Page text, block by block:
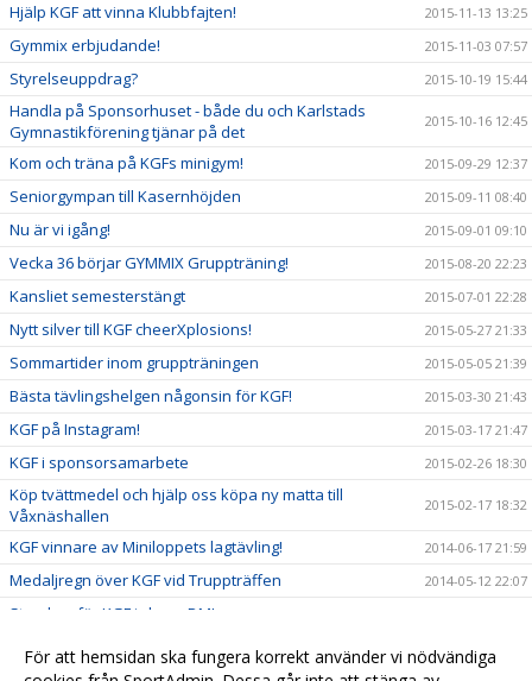
Hjälp KGF att vinna Klubbfajten! 2015-11-13 13:25
Gymmix erbjudande! 2015-11-03 07:57
Styrelseuppdrag? 2015-10-19 15:44
Handla på Sponsorhuset - både du och Karlstads
Gymnastikförening tjänar på det
2015-10-16 12:45
Kom och träna på KGFs minigym! 2015-09-29 12:37
Seniorgympan till Kasernhöjden 2015-09-11 08:40
Nu är vi igång! 2015-09-01 09:10
Vecka 36 börjar GYMMIX Gruppträning! 2015-08-20 22:23
Kansliet semesterstängt 2015-07-01 22:28
Nytt silver till KGF cheerXplosions! 2015-05-27 21:33
Sommartider inom gruppträningen 2015-05-05 21:39
Bästa tävlingshelgen någonsin för KGF! 2015-03-30 21:43
KGF på Instagram! 2015-03-17 21:47
KGF i sponsorsamarbete 2015-02-26 18:30
Köp tvättmedel och hjälp oss köpa ny matta till
Våxnäshallen
2015-02-17 18:32
KGF vinnare av Miniloppets lagtävling! 2014-06-17 21:59
Medaljregn över KGF vid Truppträffen 2014-05-12 22:07
Storslam för KGF i cheer-DM!
Nya framgångar för KGFs cheertjejer! 2014-03-17 22:02
För att hemsidan ska fungera korrekt använder vi nödvändiga